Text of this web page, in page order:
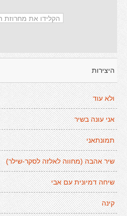
היצירות
ולא עוד
אני עונה בשיר
תמונתאני
שיר אהבה (מחווה לאלזה לסקר-שילר)
שיחה דמיונית עם אבי
קינה